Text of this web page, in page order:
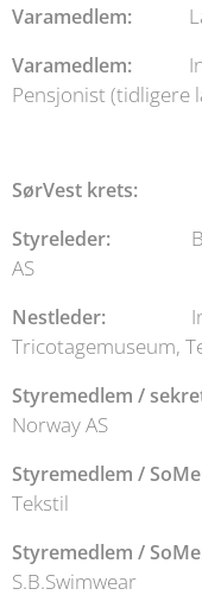
Varamedlem:
Varamedlem:
Pensjonist (tidligere
SørVest krets:
Styreleder:
AS
Nestleder:
Tricotagemuseum,
Styremedlem /
Norway AS
Styremedlem /
Tekstil
Styremedlem /
S.B.Swimwear